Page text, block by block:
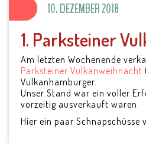
1. Parksteiner
Am letzten Wochenende
Parksteiner Vulkanweihnacht
Vulkanhamburger.
Unser Stand war ein voller
vorzeitig ausverkauft waren.
Hier ein paar Schnapschüsse
10. DEZEMBER 2018